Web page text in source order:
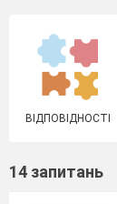
ВІДПОВІДНОСТІ
14 запитань